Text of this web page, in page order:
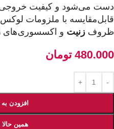
دست می‌شود و کیفیت خروجی
قابل‌مقایسه با ملزومات
ظروف زنیت و اکسسوری‌های
480.000 تومان
افزودن
همین حالا